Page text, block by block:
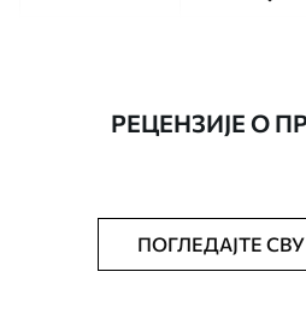
Тапета се
сунђером.
РЕЦЕНЗИЈЕ О
ПОГЛЕДАЈТЕ